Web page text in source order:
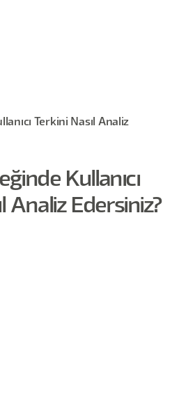
Terkini Nasıl Analiz
Kullanıcı
Analiz Edersiniz?